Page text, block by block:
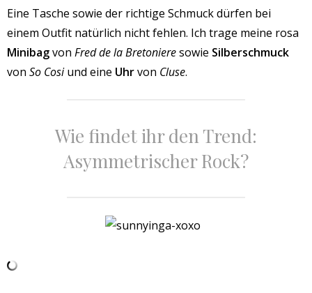
Eine Tasche sowie der richtige Schmuck dürfen bei
einem Outfit natürlich nicht fehlen. Ich trage meine rosa
Minibagvon Fred de la Bretonieresowie Silberschmuck
von So Cosiund eine Uhrvon Cluse.
Wie findet ihr den Trend:
Asymmetrischer Rock?